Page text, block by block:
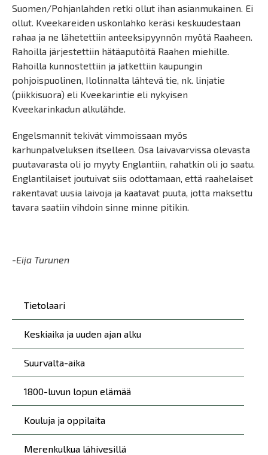
Päävalikko
Tietolaari
Keskiaika ja uuden ajan alku
Suurvalta-aika
1800-luvun lopun elämää
Kouluja ja oppilaita
Merenkulkua lähivesillä
Suomen/Pohjanlahden retki ollut ihan asianmukainen. Ei
ollut. Kveekareiden uskonlahko keräsi keskuudestaan
rahaa ja ne lähetettiin anteeksipyynnön myötä Raaheen.
Rahoilla järjestettiin hätäaputöitä Raahen miehille.
Rahoilla kunnostettiin ja jatkettiin kaupungin
pohjoispuolinen, Ilolinnalta lähtevä tie, nk. linjatie
(piikkisuora) eli Kveekarintie eli nykyisen
Kveekarinkadun alkulähde.
Engelsmannit tekivät vimmoissaan myös
karhunpalveluksen itselleen. Osa laivavarvissa olevasta
puutavarasta oli jo myyty Englantiin, rahatkin oli jo saatu.
Englantilaiset joutuivat siis odottamaan, että raahelaiset
rakentavat uusia laivoja ja kaatavat puuta, jotta maksettu
tavara saatiin vihdoin sinne minne pitikin.
-Eija Turunen